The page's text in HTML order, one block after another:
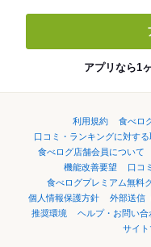
アプリなら1
利用規約 食べロ
口コミ・ランキングに対す
食べログ店舗会員について
機能改善要望
口コ
食べログプレミアム無料
個人情報保護方針
外部送信
推奨環境
ヘルプ・お問い合
サイト